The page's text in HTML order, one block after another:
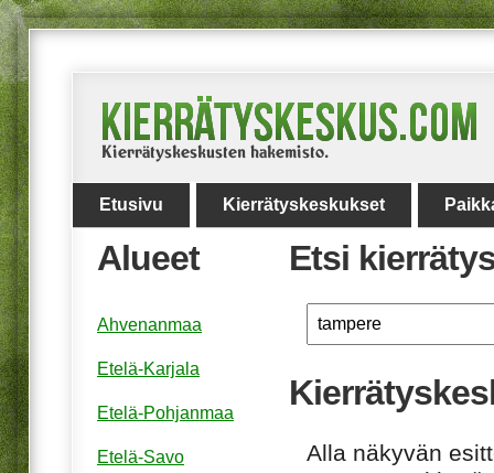
Etusivu Kierrätyskeskukset
Etsi
Alla näkyvän
Alueet
Ahvenanmaa
Etelä-Karjala
Etelä-Pohjanmaa
Etelä-Savo